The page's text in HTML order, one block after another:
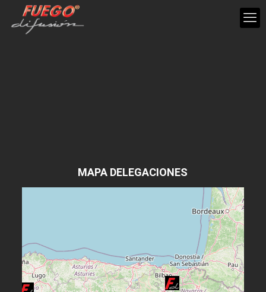
MAPA DELEGACIONES